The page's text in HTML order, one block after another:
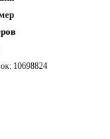
10698824